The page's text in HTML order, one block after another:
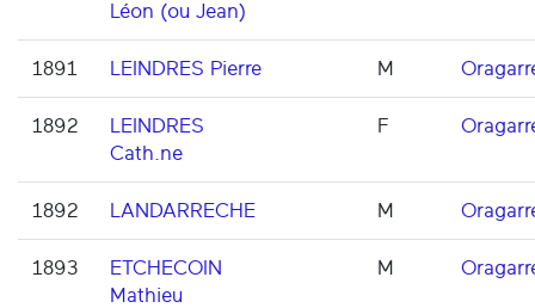
Léon (ou Jean)
1891 LEINDRES Pierre M
1892
LEINDRES
Cath.ne
F
1892 LANDARRECHE M
1893
ETCHECOIN
Mathieu
M